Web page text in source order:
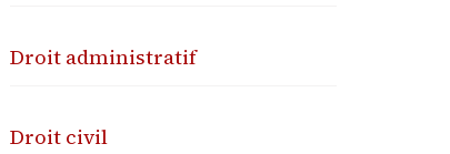
Droit administratif
Droit civil